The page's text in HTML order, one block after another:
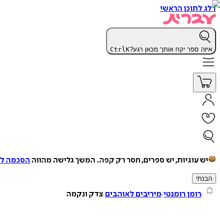
דלג לתוכן הראשי
איזה ספר יקח אותך מכאן רגע? CtrlK
יש עוגיות, יש ספרים, חסר רק קפה. המשך גלישה מהווה הסכמה
הבנתי
רומן רומנטי מיריבים לאוהבים צדק ונקמה